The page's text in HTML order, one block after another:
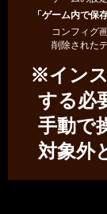
「ゲーム内で保
コンフィグ
削除された
※イン
する必
手動で
対象外